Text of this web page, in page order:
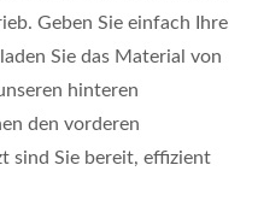
Geben Sie einfach Ihre
Sie das Material von
hinteren
den vorderen
sind Sie bereit, effizient